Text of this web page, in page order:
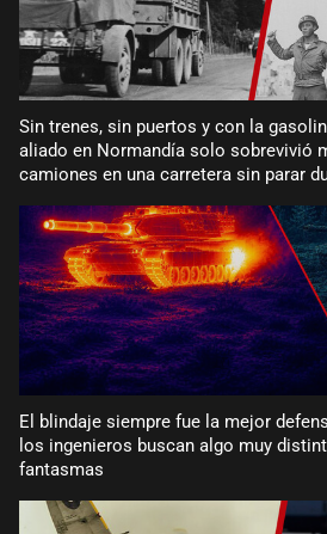
Sin trenes, sin puertos y con la
aliado en Normandía solo sobrevivió
camiones en una carretera sin parar
El blindaje siempre fue la mejor
los ingenieros buscan algo muy
fantasmas